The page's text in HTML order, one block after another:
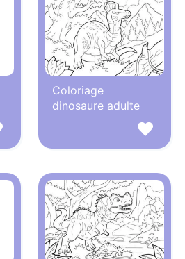
Coloriage
dinosaure adulte